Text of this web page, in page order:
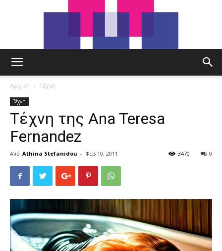
Αρχική Τέχνη
Τέχνη
Τέχνη της Ana Teresa
Fernandez
Από Athina Stefanidou - Φεβ 10, 2011 0
3470